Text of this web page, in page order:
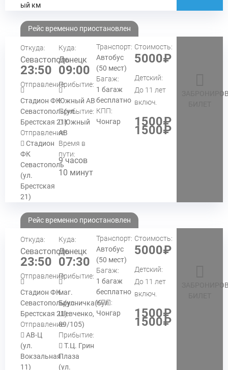
ый км
Рейс временно приостановлен
Откуда:
Севастополь
23:50
Отправление:
Стадион ФК
Севастополь(ул.
Брестская 21)
Отправление:
Стадион
ФК
Севастополь
(ул.
Брестская
21)
Куда:
Донецк
09:00
Прибытие:
Южный АВ
Прибытие:
Южный
АВ
Время в
пути:
9 часов
10 минут
Транспорт:
Автобус
(50 мест)
Багаж:
1 багаж
бесплатно
КПП:
Чонгар
Стоимость:
5000₽
Детский:
До 11 лет
включ.
1500₽
1500₽
Рейс временно приостановлен
Откуда:
Севастополь
23:50
Отправление:
Стадион ФК
Севастополь(ул.
Брестская 21)
Отправление:
АВ-Ц
(ул.
Вокзальная
11)
Куда:
Донецк
07:30
Прибытие:
маг.
Брусничка(бул.
Шевченко,
89/105)
Прибытие:
Т.Ц. Грин
Плаза
(ул.
Транспорт:
Автобус
(50 мест)
Багаж:
1 багаж
бесплатно
КПП:
Чонгар
Стоимость:
5000₽
Детский:
До 11 лет
включ.
1500₽
1500₽